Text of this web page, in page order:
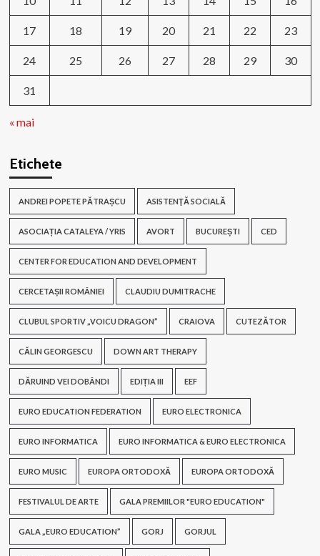
17 18 19 20 21 22 23
24 25 26 27 28 29 30
31
« mai
Etichete
ANDREI POPETE PĂTRAȘCU ASISTENŢĂ SOCIALĂ
ASOCIAȚIA CATALEYA / YRIS AVORT BUCUREȘTI CED
CENTER FOR EDUCATION AND DEVELOPMENT
CERCETAȘII ROMÂNIEI CLAUDIU DUMITRACHE
CLUBUL SPORTIV „VOICU DRAGON” CRAIOVA CUTEZĂTOR
CĂLIN GEORGESCU DOWN ART THERAPY
DĂRUIND VEI DOBÂNDI EDIȚIA III EEF
EURO EDUCATION FEDERATION EURO ELECTRONICA
EURO INFORMATICA EURO INFORMATICA & EURO ELECTRONICA
EURO MUSIC EUROPA ORTODOXĂ EUROPA ORTODOXĂ
FESTIVALUL DE ARTE GALA PREMIILOR "EURO EDUCATION"
GALA „EURO EDUCATION” GORJ GORJUL